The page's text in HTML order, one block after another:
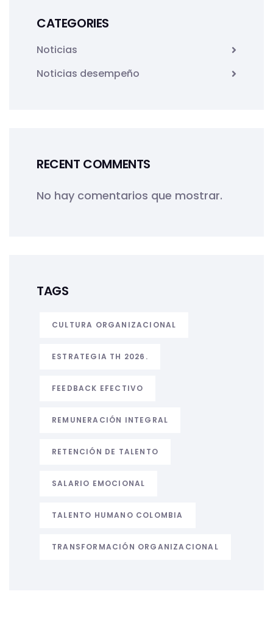
CATEGORIES
Noticias
Noticias desempeño
RECENT COMMENTS
No hay comentarios que mostrar.
TAGS
CULTURA ORGANIZACIONAL
ESTRATEGIA TH 2026.
FEEDBACK EFECTIVO
REMUNERACIÓN INTEGRAL
RETENCIÓN DE TALENTO
SALARIO EMOCIONAL
TALENTO HUMANO COLOMBIA
TRANSFORMACIÓN ORGANIZACIONAL